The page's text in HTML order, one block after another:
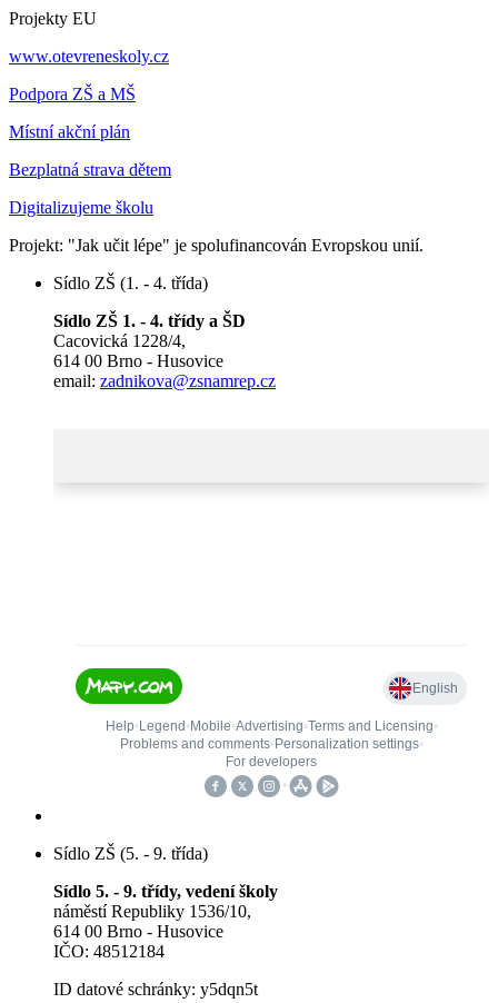
Projekty EU
www.otevreneskoly.cz
Podpora ZŠ a MŠ
Místní akční plán
Bezplatná strava dětem
Digitalizujeme školu
Projekt: "Jak učit lépe" je spolufinancován Evropskou unií.
Sídlo ZŠ (1. - 4. třída)
Sídlo ZŠ 1. - 4. třídy a ŠD
Cacovická 1228/4,
614 00 Brno - Husovice
email: zadnikova@zsnamrep.cz
Sídlo ZŠ (5. - 9. třída)
Sídlo 5. - 9. třídy, vedení školy
náměstí Republiky 1536/10,
614 00 Brno - Husovice
IČO: 48512184
ID datové schránky: y5dqn5t